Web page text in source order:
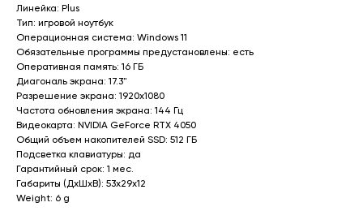
Линейка: Plus
Тип: игровой ноутбук
Операционная система: Windows 11
Обязательные программы предустановлены: есть
Оперативная память: 16 ГБ
Диагональ экрана: 17.3"
Разрешение экрана: 1920x1080
Частота обновления экрана: 144 Гц
Видеокарта: NVIDIA GeForce RTX 4050
Общий объем накопителей SSD: 512 ГБ
Подсветка клавиатуры: да
Гарантийный срок: 1 мес.
Габариты (ДхШхВ): 53x29x12
Weight: 6 g
ИП Хайруллин Ильдар Тагирович
Главная
Акции
Контакты
Преимущества
Отзывы
Каталог
Ноутбуки бу
Игровые ноутбуки бу
Ноутбуки для работы бу
Ноутбуки для учебы бу